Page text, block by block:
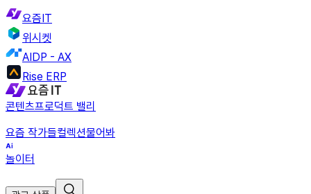
요즘IT
위시켓
AIDP - AX
Rise ERP
콘텐츠프로덕트 밸리
요즘 작가들컬렉션물어봐
놀이터